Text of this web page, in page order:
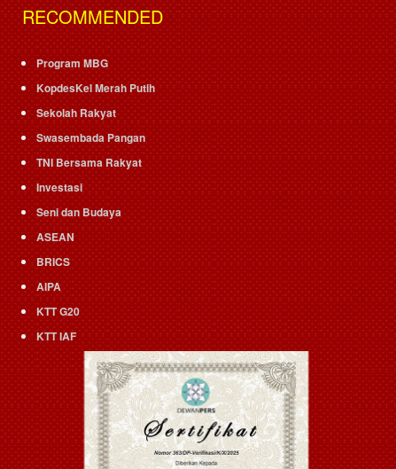
RECOMMENDED
Program MBG
KopdesKel Merah Putih
Sekolah Rakyat
Swasembada Pangan
TNI Bersama Rakyat
Investasi
Seni dan Budaya
ASEAN
BRICS
AIPA
KTT G20
KTT IAF